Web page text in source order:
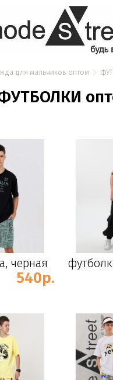
для мальчиков оптом
черная
540р.